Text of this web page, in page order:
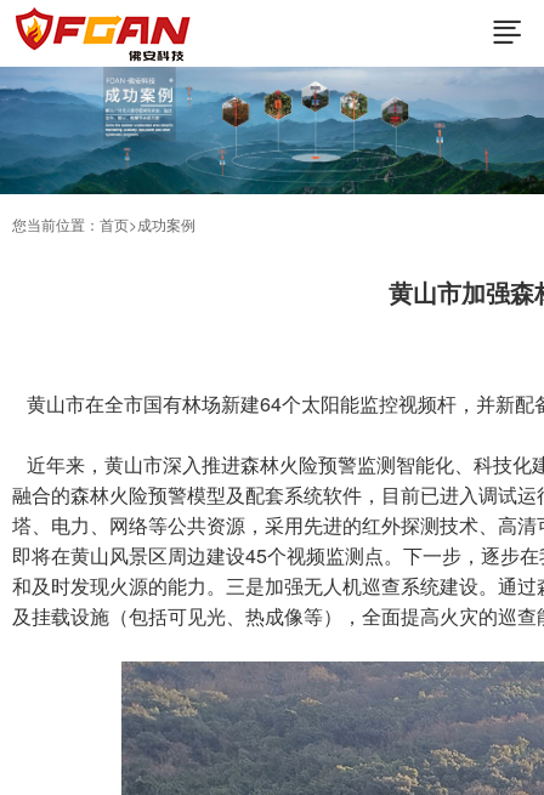
您当前位置： 首页>成功案例
黄山市加强森
黄山市在全市国有林场新建64个太阳能监控视频杆，并新
近年来，黄山市深入推进森林火险预警监测智能化、科技
融合的森林火险预警模型及配套系统软件，目前已进入调试
塔、电力、网络等公共资源，采用先进的红外探测技术、高
即将在黄山风景区周边建设45个视频监测点。下一步，逐步
和及时发现火源的能力。三是加强无人机巡查系统建设。通
及挂载设施（包括可见光、热成像等），全面提高火灾的巡